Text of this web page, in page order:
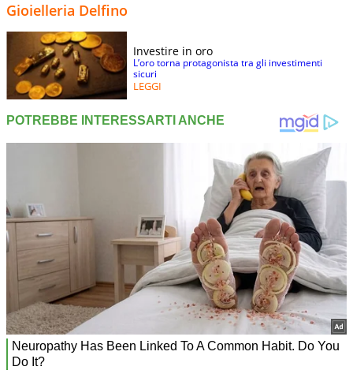
Gioielleria Delfino
Investire in oro
L’oro torna protagonista tra gli investimenti
sicuri
LEGGI